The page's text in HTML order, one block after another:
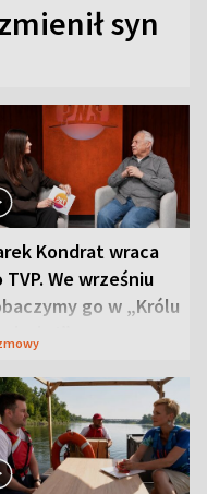
syn
Kondrat wraca
TVP. We wrześniu
go w „Królu
I”